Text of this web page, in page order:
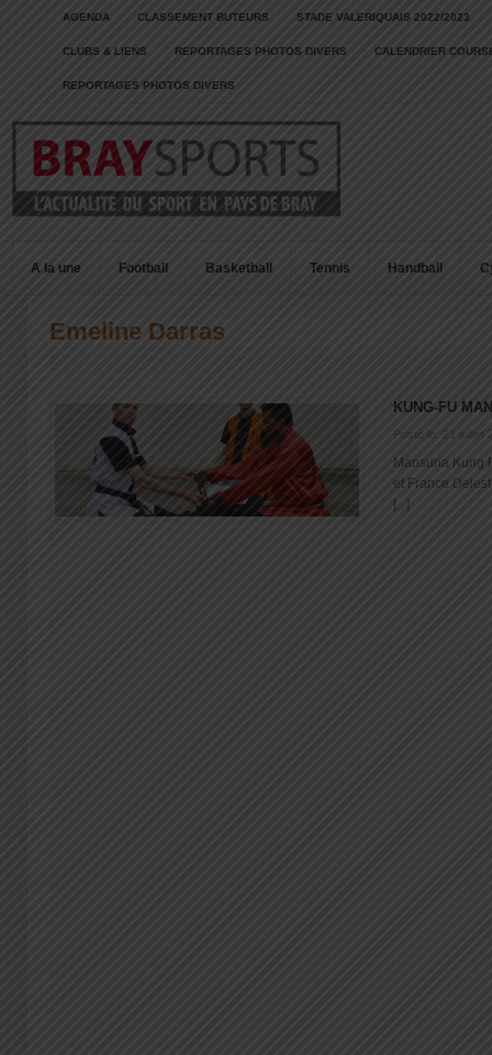
AGENDA CLASSEMENT BUTEURS STADE VALERIQUAIS 2022/2023
CLUBS & LIENS REPORTAGES PHOTOS DIVERS CALENDRIER
REPORTAGES PHOTOS DIVERS
A la une Football Basketball Tennis Handball
Emeline Darras
KUNG-FU
Posté le: 21 juillet
Mansuria Kung
et France
[...]